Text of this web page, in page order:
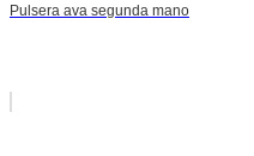
Pulsera ava segunda mano